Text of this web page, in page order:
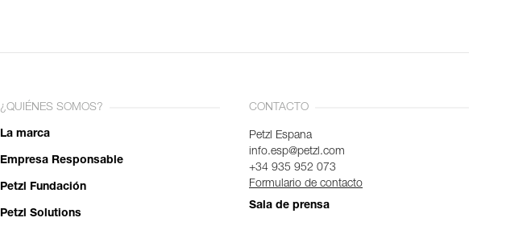
¿QUIÉNES SOMOS?
La marca
Empresa Responsable
Petzl Fundación
Petzl Solutions
CONTACTO
Petzl Espana
info.esp@petzl.com
+34 935 952 073
Formulario de contacto
Sala de prensa